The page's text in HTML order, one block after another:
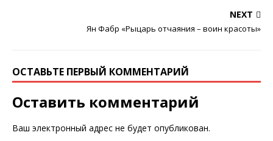
NEXT
Ян Фабр «Рыцарь отчаяния – воин красоты»
ОСТАВЬТЕ ПЕРВЫЙ КОММЕНТАРИЙ
Оставить комментарий
Ваш электронный адрес не будет опубликован.